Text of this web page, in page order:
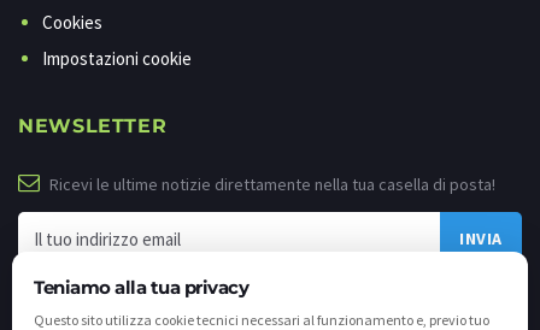
Teniamo alla tua privacy
Questo sito utilizza cookie tecnici necessari al funzionamento e, previo tuo
Cookies
Impostazioni cookie
NEWSLETTER
Ricevi le ultime notizie direttamente nella tua casella di posta!